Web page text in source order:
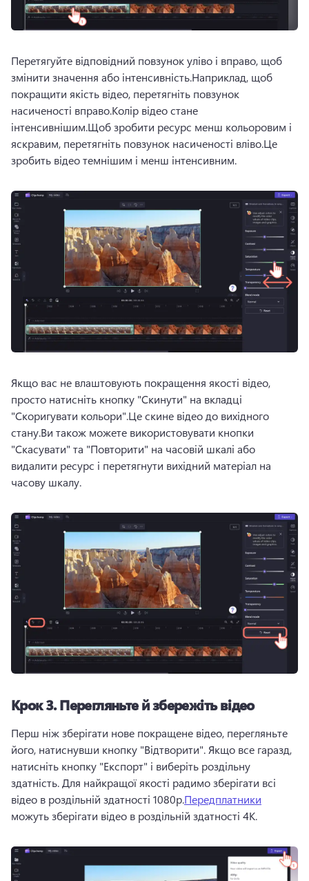
Перетягуйте відповідний повзунок уліво і вправо, щоб
змінити значення або інтенсивність.Наприклад, щоб
покращити якість відео, перетягніть повзунок
насиченості вправо.Колір відео стане
інтенсивнішим.Щоб зробити ресурс менш кольоровим і
яскравим, перетягніть повзунок насиченості вліво.Це
зробить відео темнішим і менш інтенсивним.
Якщо вас не влаштовують покращення якості відео,
просто натисніть кнопку "Скинути" на вкладці
"Скоригувати кольори".Це скине відео до вихідного
стану.Ви також можете використовувати кнопки
"Скасувати" та "Повторити" на часовій шкалі або
видалити ресурс і перетягнути вихідний матеріал на
часову шкалу.
Крок 3.Перегляньте й збережіть відео
Перш ніж зберігати нове покращене відео, перегляньте
його, натиснувши кнопку "Відтворити". Якщо все гаразд,
натисніть кнопку "Експорт" і виберіть роздільну
здатність. Для найкращої якості радимо зберігати всі
відео в роздільній здатності 1080p.Передплатники
можуть зберігати відео в роздільній здатності 4K.